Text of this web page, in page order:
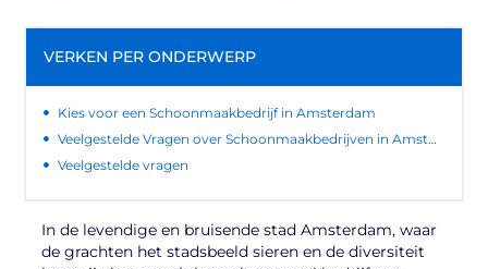
In de levendige en bruisende stad Amsterdam, waar
de grachten het stadsbeeld sieren en de diversiteit
VERKEN PER ONDERWERP
Kies voor een Schoonmaakbedrijf in Amsterdam
Veelgestelde Vragen over Schoonmaakbedrijven in Amsterdam
Veelgestelde vragen